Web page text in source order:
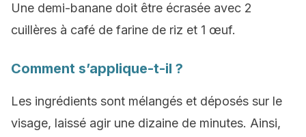
Une demi-banane doit être écrasée avec 2
cuillères à café de farine de riz et 1 œuf.
Comment s’applique-t-il ?
Les ingrédients sont mélangés et déposés sur le
visage, laissé agir une dizaine de minutes. Ainsi,